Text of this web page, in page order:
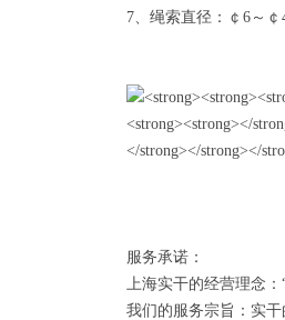
7、绳索直径：￠6～￠
服务承诺：
上海实干的经营理念
我们的服务宗旨：实